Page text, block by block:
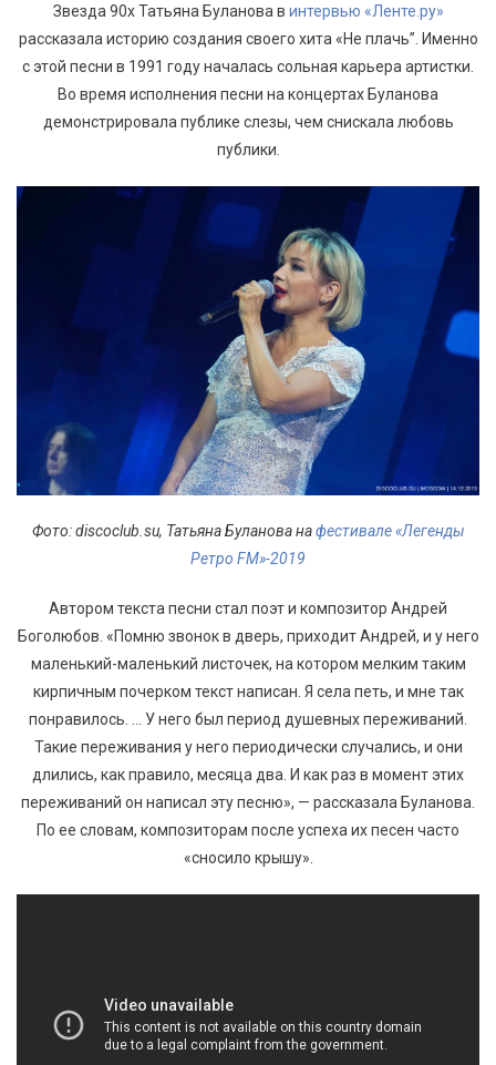
Звезда 90х Татьяна Буланова в интервью «Ленте.ру»
рассказала историю создания своего хита «Не плачь”. Именно
с этой песни в 1991 году началась сольная карьера артистки.
Во время исполнения песни на концертах Буланова
демонстрировала публике слезы, чем снискала любовь
публики.
Фото: discoclub.su, Татьяна Буланова нафестивале «Легенды
Ретро FM»-2019
Автором текста песни стал поэт и композитор Андрей
Боголюбов. «Помню звонок в дверь, приходит Андрей, и у него
маленький-маленький листочек, на котором мелким таким
кирпичным почерком текст написан. Я села петь, и мне так
понравилось. … У него был период душевных переживаний.
Такие переживания у него периодически случались, и они
длились, как правило, месяца два. И как раз в момент этих
переживаний он написал эту песню», — рассказала Буланова.
По ее словам, композиторам после успеха их песен часто
«сносило крышу».